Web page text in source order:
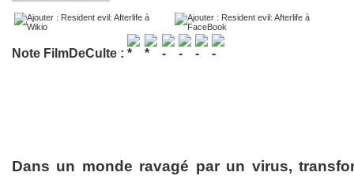
Note FilmDeCulte :
Dans un monde ravagé par un virus,